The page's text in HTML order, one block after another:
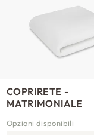
COPRIRETE -
MATRIMONIALE
Opzioni disponibili